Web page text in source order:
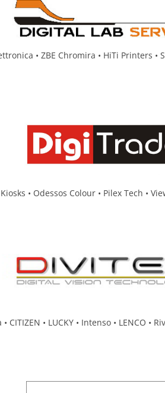
• ZBE Chromira • HiTi Printers •
• Odessos Colour • Pilex Tech •
CITIZEN • LUCKY • Intenso • LENCO •